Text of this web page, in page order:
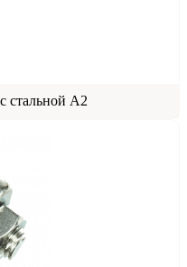
стальной A2